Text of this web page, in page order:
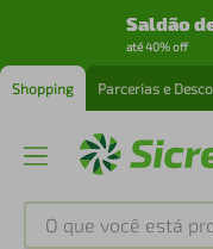
Saldão
até 40% off
Shopping Parcerias e
O que você está